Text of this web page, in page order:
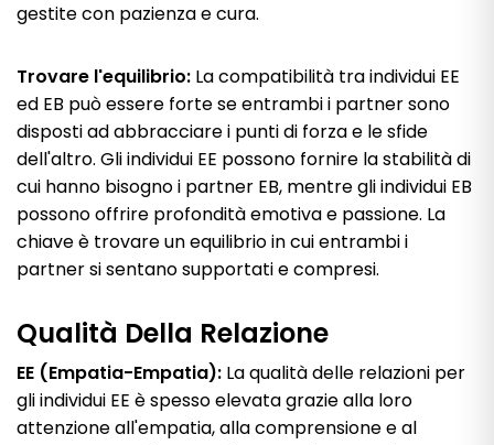
gestite con pazienza e cura.
Trovare l'equilibrio: La compatibilità tra individui EE
ed EB può essere forte se entrambi i partner sono
disposti ad abbracciare i punti di forza e le sfide
dell'altro. Gli individui EE possono fornire la stabilità di
cui hanno bisogno i partner EB, mentre gli individui EB
possono offrire profondità emotiva e passione. La
chiave è trovare un equilibrio in cui entrambi i
partner si sentano supportati e compresi.
Qualità Della Relazione
EE (Empatia-Empatia): La qualità delle relazioni per
gli individui EE è spesso elevata grazie alla loro
attenzione all'empatia, alla comprensione e al